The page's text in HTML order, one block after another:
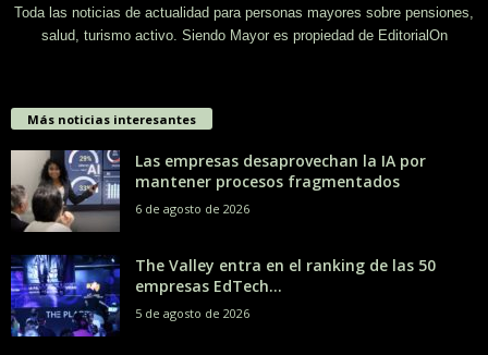
Toda las noticias de actualidad para personas mayores sobre pensiones,
salud, turismo activo. Siendo Mayor es propiedad de EditorialOn
Más noticias interesantes
Las empresas desaprovechan la IA por
mantener procesos fragmentados
6 de agosto de 2026
The Valley entra en el ranking de las 50
empresas EdTech...
5 de agosto de 2026